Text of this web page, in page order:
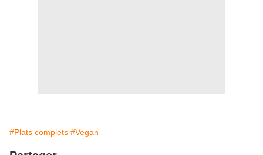
#Plats complets #Vegan